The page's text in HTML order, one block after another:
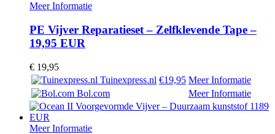
Meer Informatie
PE Vijver Reparatieset – Zelfklevende Tape –
19,95 EUR
€ 19,95
Tuinexpress.nl €19,95 Meer Informatie
Bol.com
Meer Informatie
Meer Informatie